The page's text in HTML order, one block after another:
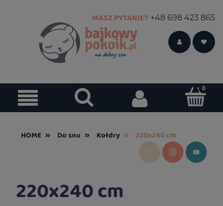
MASZ PYTANIE? +48 698 423 865
HOME » Do snu » Kołdry » 220x240 cm
220x240 cm